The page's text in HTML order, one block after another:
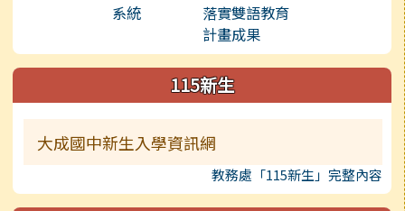
115新生
大成國中新生入學資訊網
教務處「115新生」完整內容